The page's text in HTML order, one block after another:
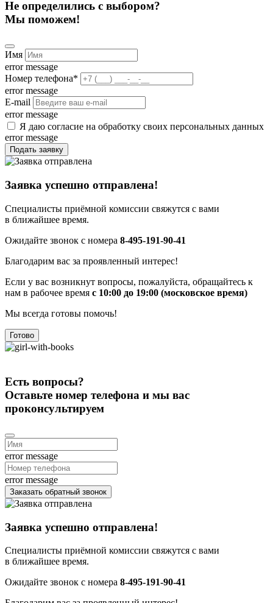
Не определились с выбором?
Мы поможем!
Имя
error message
Номер телефона*
error message
E-mail
error message
Я даю согласие на обработку своих персональных данных
error message
Подать заявку
Заявка успешно отправлена!
Специалисты приёмной комиссии свяжутся с вами
в ближайшее время.
Ожидайте звонок с номера 8-495-191-90-41
Благодарим вас за проявленный интерес!
Если у вас возникнут вопросы, пожалуйста, обращайтесь к
нам в рабочее время с 10:00 до 19:00 (московское время)
Мы всегда готовы помочь!
Готово
Есть вопросы?
Оставьте номер телефона и мы вас
проконсультируем
error message
error message
Заказать обратный звонок
Заявка успешно отправлена!
Специалисты приёмной комиссии свяжутся с вами
в ближайшее время.
Ожидайте звонок с номера 8-495-191-90-41